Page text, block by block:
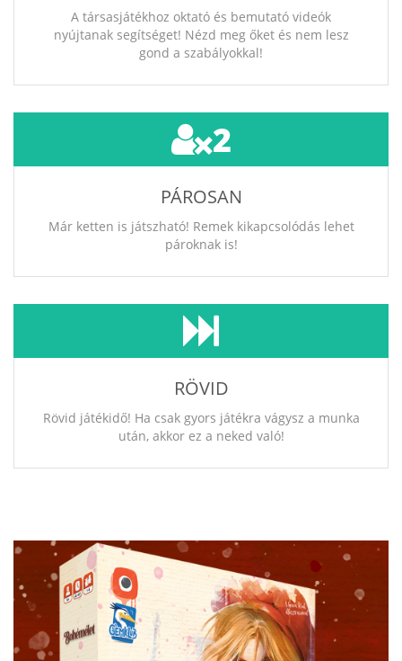
A társasjátékhoz oktató és bemutató videók
nyújtanak segítséget! Nézd meg őket és nem lesz
gond a szabályokkal!
2
PÁROSAN
Már ketten is játszható! Remek kikapcsolódás lehet
pároknak is!
RÖVID
Rövid játékidő! Ha csak gyors játékra vágysz a munka
után, akkor ez a neked való!